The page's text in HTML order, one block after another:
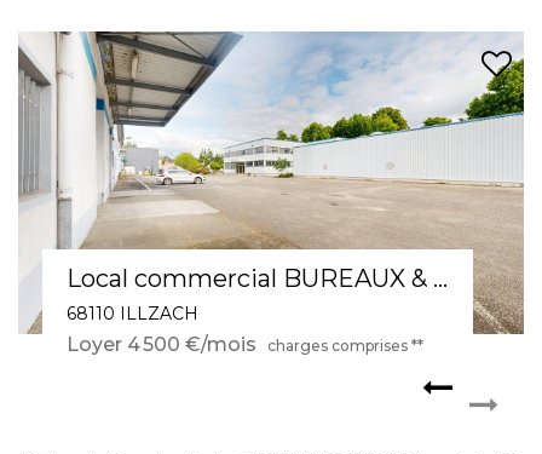
68270 WITTENHEIM
Loyer 630 €/mois charges comprises **